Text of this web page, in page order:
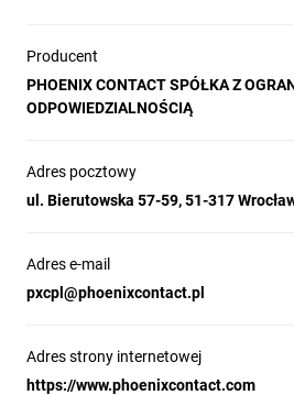
Producent
PHOENIX CONTACT SPÓŁKA Z
ODPOWIEDZIALNOŚCIĄ
Adres pocztowy
ul. Bierutowska 57-59, 51-317
Adres e-mail
pxcpl@phoenixcontact.pl
Adres strony internetowej
https://www.phoenixcontact.com